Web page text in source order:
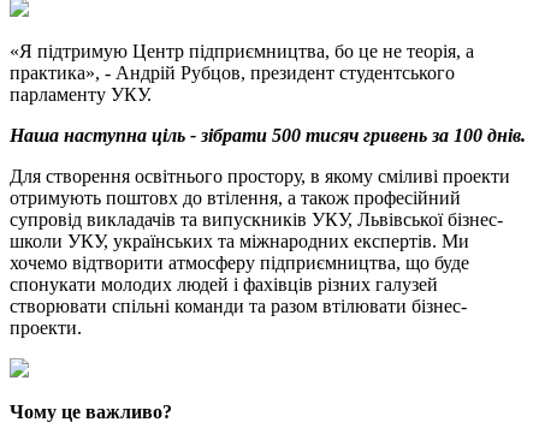
«Я підтримую Центр підприємництва, бо це не теорія, а
практика», - Андрій Рубцов, президент студентського
парламенту УКУ.
Наша наступна ціль - зібрати 500 тисяч гривень за 100 днів.
Для створення освітнього простору, в якому сміливі проекти
отримують поштовх до втілення, а також професійний
супровід викладачів та випускників УКУ, Львівської бізнес-
школи УКУ, українських та міжнародних експертів. Ми
хочемо відтворити атмосферу підприємництва, що буде
спонукати молодих людей і фахівців різних галузей
створювати спільні команди та разом втілювати бізнес-
проекти.
Чому це важливо?